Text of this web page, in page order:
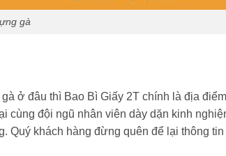
gà
ở đâu thì Bao Bì Giấy 2T chính là địa
cùng đội ngũ nhân viên dày dặn kinh
Quý khách hàng đừng quên để lại thông